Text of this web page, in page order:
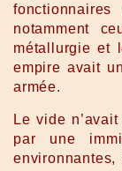
notamment
métallurgie et
empire avait
armée.
Le vide
par une